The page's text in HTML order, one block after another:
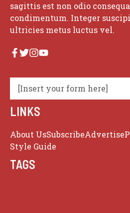
sagittis est non odio
condimentum. Integer
ultricies metus luctus vel.
[Insert your form here]
LINKS
About UsSubscribeAdvertise
Style Guide
TAGS